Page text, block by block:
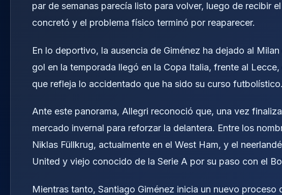
par de semanas parecía listo para volver, luego de recibir
concretó y el problema físico terminó por reaparecer.
En lo deportivo, la ausencia de Giménez ha dejado al
gol en la temporada llegó en la Copa Italia, frente al
que refleja lo accidentado que ha sido su curso futbolístico.
Ante este panorama, Allegri reconoció que, una vez
mercado invernal para reforzar la delantera. Entre los
Niklas Füllkrug, actualmente en el West Ham, y el
United y viejo conocido de la Serie A por su paso con el
Mientras tanto, Santiago Giménez inicia un nuevo